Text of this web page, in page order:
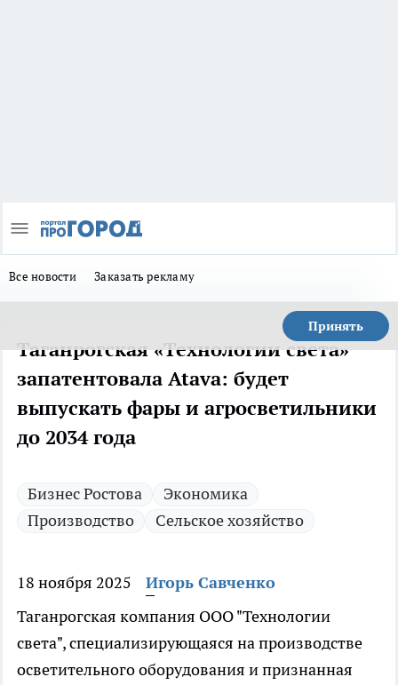
Все новости Заказать рекламу
Принять
Таганрогская «Технологии света»
запатентовала Atava: будет
выпускать фары и агросветильники
до 2034 года
Бизнес Ростова
Экономика
Производство
Сельское хозяйство
18 ноября 2025
Игорь Савченко
Таганрогская компания ООО "Технологии
света", специализирующаяся на производстве
осветительного оборудования и признанная